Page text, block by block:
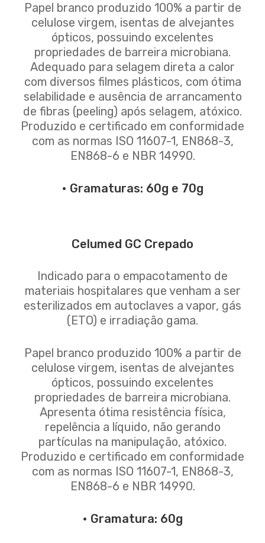
Papel branco produzido 100% a partir de
celulose virgem, isentas de alvejantes
ópticos, possuindo excelentes
propriedades de barreira microbiana.
Adequado para selagem direta a calor
com diversos filmes plásticos, com ótima
selabilidade e ausência de arrancamento
de fibras (peeling) após selagem, atóxico.
Produzido e certificado em conformidade
com as normas ISO 11607-1, EN868-3,
EN868-6 e NBR 14990.
• Gramaturas: 60g e 70g
Celumed GC Crepado
Indicado para o empacotamento de
materiais hospitalares que venham a ser
esterilizados em autoclaves a vapor, gás
(ETO) e irradiação gama.
Papel branco produzido 100% a partir de
celulose virgem, isentas de alvejantes
ópticos, possuindo excelentes
propriedades de barreira microbiana.
Apresenta ótima resistência física,
repelência a líquido, não gerando
partículas na manipulação, atóxico.
Produzido e certificado em conformidade
com as normas ISO 11607-1, EN868-3,
EN868-6 e NBR 14990.
• Gramatura: 60g